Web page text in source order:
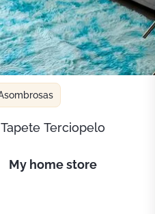
Tapete Terciopelo
my home store